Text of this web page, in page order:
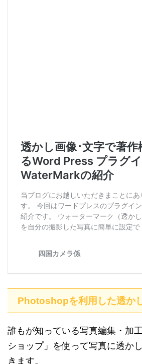
Photoshopを利用した透か
誰もが知っている写真編集・加
ショップ」を使って写真に透か
きます。